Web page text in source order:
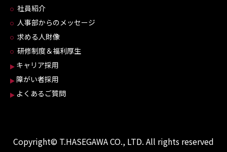
社員紹介
人事部からのメッセージ
求める人財像
研修制度＆福利厚生
キャリア採用
障がい者採用
よくあるご質問
Copyright© T.HASEGAWA CO., LTD. All rights reserved